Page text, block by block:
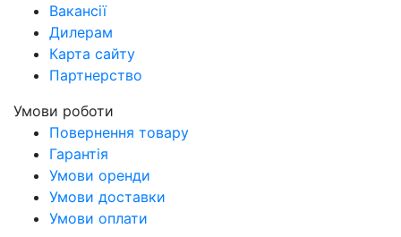
Вакансії
Дилерам
Карта сайту
Партнерство
Умови роботи
Повернення товару
Гарантія
Умови оренди
Умови доставки
Умови оплати